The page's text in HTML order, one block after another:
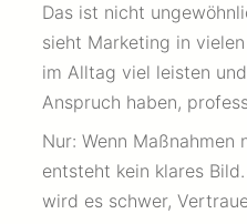
Das ist nicht
sieht Marketing in
im Alltag viel leisten
Anspruch haben,
Nur: Wenn Maßnahmen
entsteht kein klares
wird es schwer,